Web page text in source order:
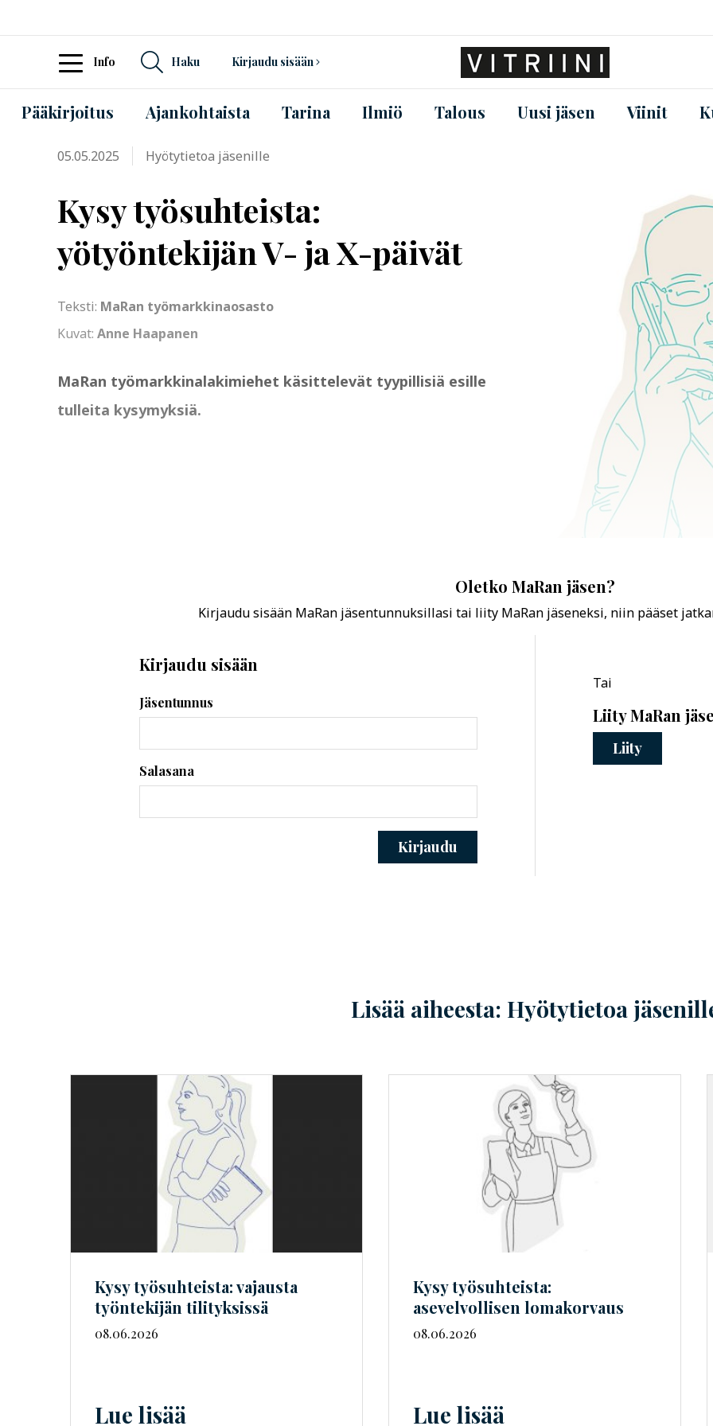
Info Haku Kirjaudu sisään
Pääkirjoitus Ajankohtaista Tarina Ilmiö Talous Uusi jäsen Viinit
05.05.2025 Hyötytietoa jäsenille
Kysy työsuhteista:
yötyöntekijän V- ja X-päivät
Teksti: MaRan työmarkkinaosasto
Kuvat: Anne Haapanen
MaRan työmarkkinalakimiehet käsittelevät tyypillisiä esille
tulleita kysymyksiä.
Oletko MaRan jäsen?
Kirjaudu sisään MaRan jäsentunnuksillasi tai liity MaRan jäseneksi, niin pääset
Kirjaudu sisään
Jäsentunnus
Salasana
Kirjaudu
Tai
Liity MaRan
Liity
Lisää aiheesta: Hyötytietoa
Kysy työsuhteista: vajausta
työntekijän tilityksissä
08.06.2026
Lue lisää
Kysy työsuhteista:
asevelvollisen lomakorvaus
08.06.2026
Lue lisää